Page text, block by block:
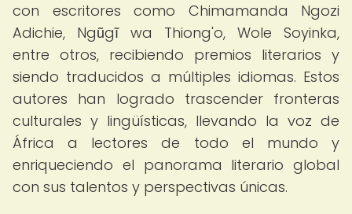
con escritores como Chimamanda Ngozi
Adichie, Ngũgĩ wa Thiong'o, Wole Soyinka,
entre otros, recibiendo premios literarios y
siendo traducidos a múltiples idiomas. Estos
autores han logrado trascender fronteras
culturales y lingüísticas, llevando la voz de
África a lectores de todo el mundo y
enriqueciendo el panorama literario global
con sus talentos y perspectivas únicas.